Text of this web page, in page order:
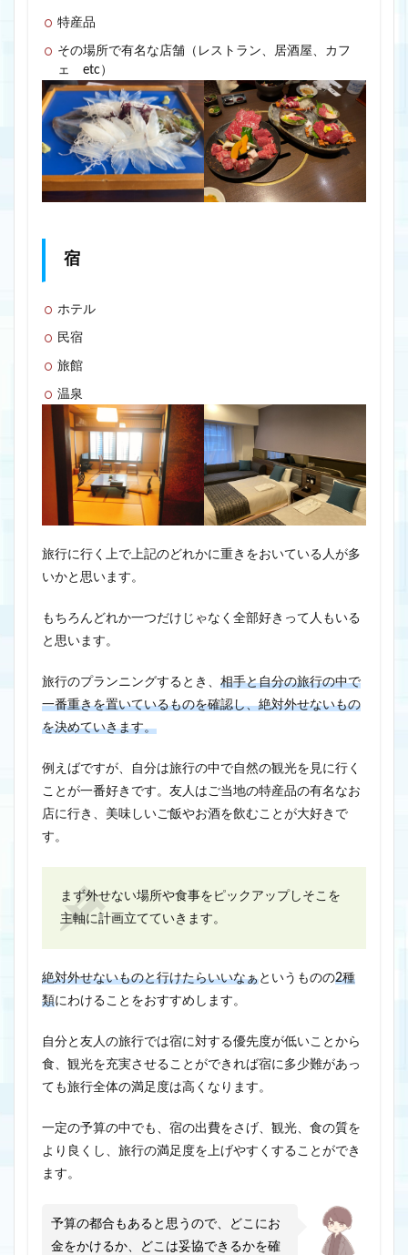
特産品
その場所で有名な店舗（レストラン、居酒屋、カフ
ェ etc）
宿
ホテル
民宿
旅館
温泉
旅行に行く上で上記のどれかに重きをおいている人が多
いかと思います。
もちろんどれか一つだけじゃなく全部好きって人もいる
と思います。
旅行のプランニングするとき、 相手と自分の旅行の中で
一番重きを置いているものを確認し、絶対外せないもの
を決めていきます。
例えばですが、自分は旅行の中で自然の観光を見に行く
ことが一番好きです。友人はご当地の特産品の有名なお
店に行き、美味しいご飯やお酒を飲むことが大好きで
す。
まず外せない場所や食事をピックアップしそこを
主軸に計画立てていきます。
絶対外せないものと行けたらいいなぁというものの2種
類にわけることをおすすめします。
自分と友人の旅行では宿に対する優先度が低いことから
食、観光を充実させることができれば宿に多少難があっ
ても旅行全体の満足度は高くなります。
一定の予算の中でも、宿の出費をさげ、観光、食の質を
より良くし、旅行の満足度を上げやすくすることができ
ます。
予算の都合もあると思うので、どこにお
金をかけるか、どこは妥協できるかを確